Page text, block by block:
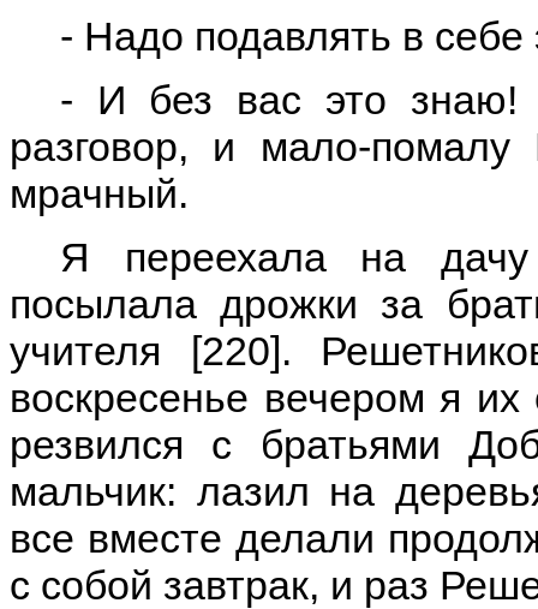
- Надо подавлять в себе
- И без вас это знаю!
разговор, и мало-
мрачный.
Я переехала на
посылала дрожки за
учителя [220].
воскресенье вечером я
резвился с братьями
мальчик: лазил на
все вместе делали
с собой завтрак, и раз